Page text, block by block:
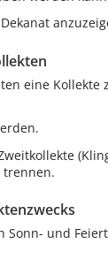
eine Kollekte
trennen.
und